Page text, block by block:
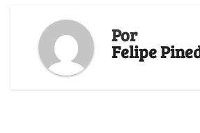
Por
Felipe